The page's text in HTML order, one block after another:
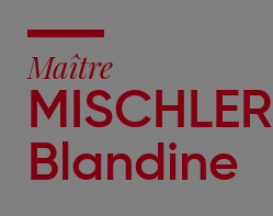
Maître
MISCHLER
Blandine